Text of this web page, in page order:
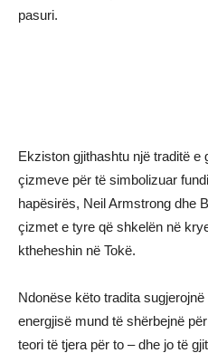
pasuri.
Ekziston gjithashtu një traditë e
çizmeve për të simbolizuar
hapësirës, ​​Neil Armstrong dhe
çizmet e tyre që shkelën në
ktheheshin në Tokë.
Ndonëse këto tradita
energjisë mund të shërbejnë
teori të tjera për to – dhe jo të